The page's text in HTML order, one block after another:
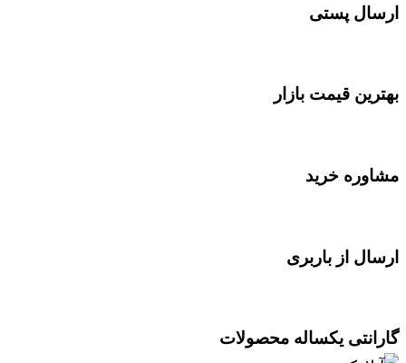
ارسال پستی
بهترین قیمت بازار
مشاوره خرید
ارسال از باربری
گارانتی یکساله محصولات